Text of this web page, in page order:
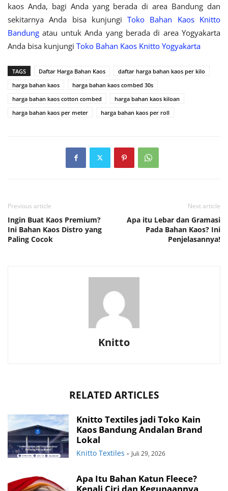
kaos Anda, bagi Anda yang berada di area Bandung dan
sekitarnya Anda bisa kunjungiToko Bahan Kaos Knitto
Bandung atau untuk Anda yang berada di area Yogyakarta
Anda bisa kunjungi Toko Bahan Kaos Knitto Yogyakarta
TAGS Daftar Harga Bahan Kaos
daftar harga bahan kaos per kilo
harga bahan kaos
harga bahan kaos combed 30s
harga bahan kaos cotton combed
harga bahan kaos kiloan
harga bahan kaos per meter
harga bahan kaos per roll
Previous article
Ingin Buat Kaos Premium?
Ini Bahan Kaos Distro yang
Paling Cocok
Next article
Apa itu Lebar dan Gramasi
Pada Bahan Kaos? Ini
Penjelasannya!
Knitto
RELATED ARTICLES
Knitto Textiles jadi Toko Kain
Kaos Bandung Andalan Brand
Lokal
Knitto Textiles - Juli 29, 2026
Apa Itu Bahan Katun Fleece?